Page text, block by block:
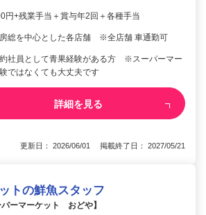
円+残業手当＋賞与年2回＋各種手当
総を中心とした各店舗 ※全店舗 車通勤可
社員として青果経験がある方 ※スーパーマー
ではなくても大丈夫です
詳細を見る
更新日： 2026/06/01 掲載終了日： 2027/05/21
トの鮮魚スタッフ
ーマーケット おどや】